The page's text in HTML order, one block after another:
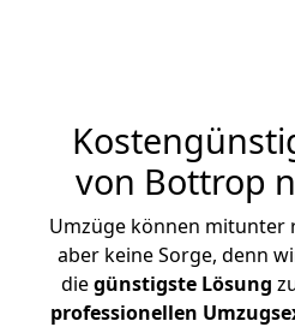
von Bottrop
Umzüge können mitunter
aber keine Sorge, denn
diegünstigste Lösung
professionellen